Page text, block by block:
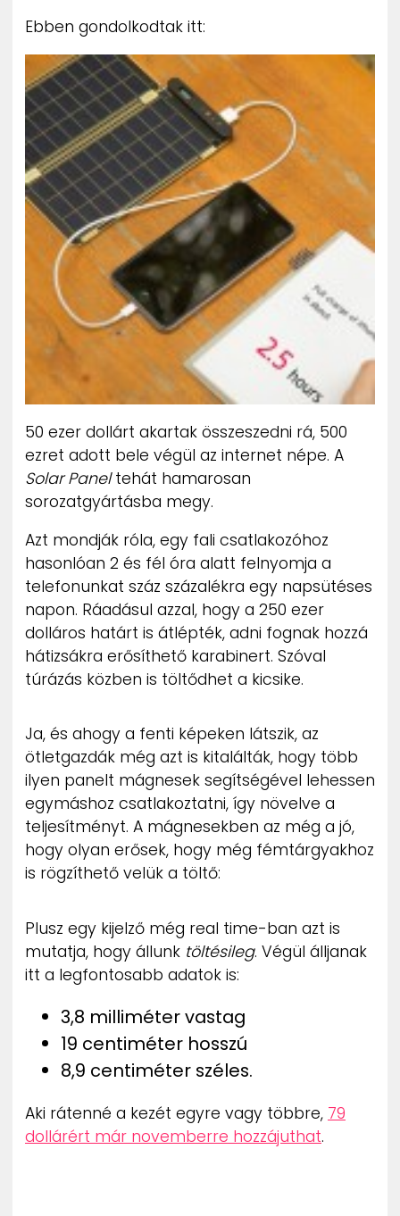
Ebben gondolkodtak itt:
50 ezer dollárt akartak összeszedni rá, 500
ezret adott bele végül az internet népe. A
Solar Paneltehát hamarosan
sorozatgyártásba megy.
Azt mondják róla, egy fali csatlakozóhoz
hasonlóan 2 és fél óra alatt felnyomja a
telefonunkat száz százalékra egy napsütéses
napon. Ráadásul azzal, hogy a 250 ezer
dolláros határt is átlépték, adni fognak hozzá
hátizsákra erősíthető karabinert. Szóval
túrázás közben is töltődhet a kicsike.
Ja, és ahogy a fenti képeken látszik, az
ötletgazdák még azt is kitalálták, hogy több
ilyen panelt mágnesek segítségével lehessen
egymáshoz csatlakoztatni, így növelve a
teljesítményt. A mágnesekben az még a jó,
hogy olyan erősek, hogy még fémtárgyakhoz
is rögzíthető velük a töltő:
Plusz egy kijelző még real time-ban azt is
mutatja, hogy állunk töltésileg. Végül álljanak
itt a legfontosabb adatok is:
3,8 milliméter vastag
19 centiméter hosszú
8,9 centiméter széles.
Aki rátenné a kezét egyre vagy többre, 79
dollárért már novemberre hozzájuthat.